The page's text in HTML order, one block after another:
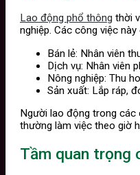
Lao động phổ thông thời
nghiệp. Các công việc
Bán lẻ: Nhân viên
Dịch vụ: Nhân viên
Nông nghiệp: Thu
Sản xuất: Lắp ráp,
Người lao động trong các
thường làm việc theo giờ
Tầm quan trọng